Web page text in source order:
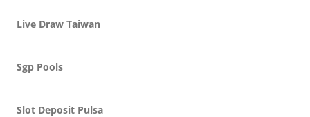
Live Draw Taiwan
Sgp Pools
Slot Deposit Pulsa